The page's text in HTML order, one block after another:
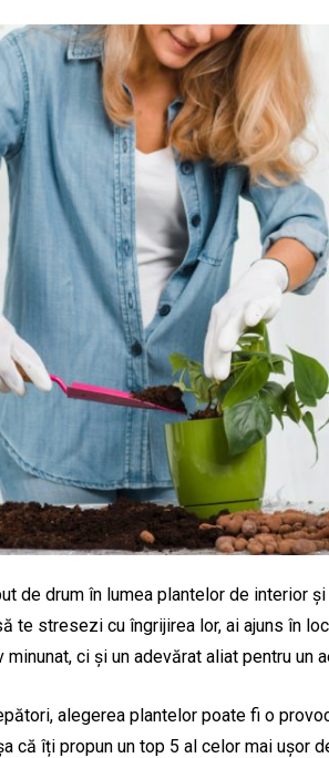
de drum în lumea plantelor de interior
te stresezi cu îngrijirea lor, ai ajuns în
ci și un adevărat aliat pentru un
alegerea plantelor poate fi o
că îți propun un top 5 al celor mai ușor